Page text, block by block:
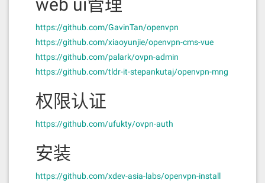
web ui管理
https://github.com/GavinTan/openvpn
https://github.com/xiaoyunjie/openvpn-cms-vue
https://github.com/palark/ovpn-admin
https://github.com/tldr-it-stepankutaj/openvpn-mng
权限认证
https://github.com/ufukty/ovpn-auth
安装
https://github.com/xdev-asia-labs/openvpn-install